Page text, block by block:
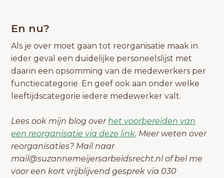
En nu?
Als je over moet gaan tot reorganisatie maak in
ieder geval een duidelijke personeelslijst met
daarin een opsomming van de medewerkers per
functiecategorie. En geef ook aan onder welke
leeftijdscategorie iedere medewerker valt.
Lees ook mijn blog overhet voorbereiden van
een reorganisatie via deze link. Meer weten over
reorganisaties? Mail naar
mail@suzannemeijersarbeidsrecht.nl of bel me
voor een kort vrijblijvend gesprek via 030